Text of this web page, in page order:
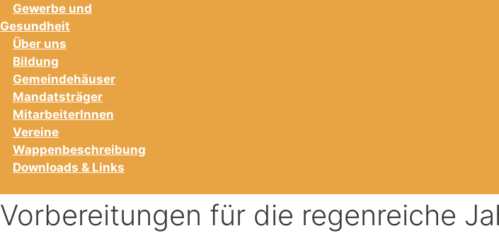
Gewerbe und
Gesundheit
Über uns
Bildung
Gemeindehäuser
Mandatsträger
MitarbeiterInnen
Vereine
Wappenbeschreibung
Downloads & Links
Vorbereitungen für die regenreiche